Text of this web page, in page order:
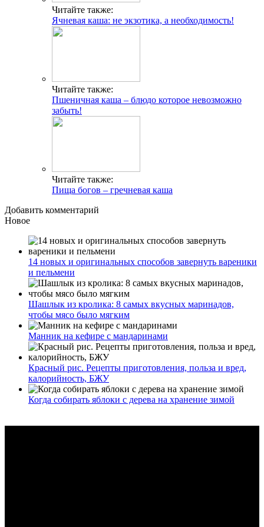
Читайте также:
Ячневая каша: не экзотика, а необходимость!
Читайте также:
Пшеничная каша – блюдо которое невозможно
забыть!
Читайте также:
Пища богов – гречневая каша
Добавить комментарий
Новое
14 новых и оригинальных способов завернуть вареники
и пельмени
Шашлык из кролика: 8 самых вкусных маринадов,
чтобы мясо было мягким
Манник на кефире с мандаринами
Красный рис. Рецепты приготовления, польза и вред,
калорийность, БЖУ
Когда собирать яблоки с дерева на хранение зимой